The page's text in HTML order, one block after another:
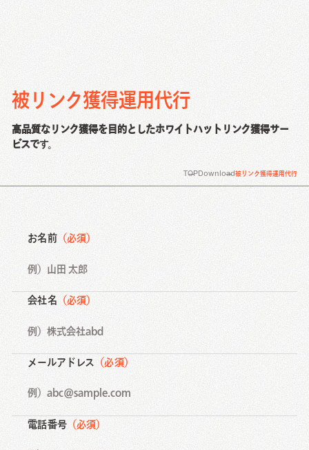
被リンク獲得運用代行
高品質なリンク獲得を目的としたホワイトハットリンク獲得サー
ビスです。
TOPDownload被リンク獲得運用代行
お名前（必須）
会社名 （必須）
メールアドレス （必須）
電話番号（必須）